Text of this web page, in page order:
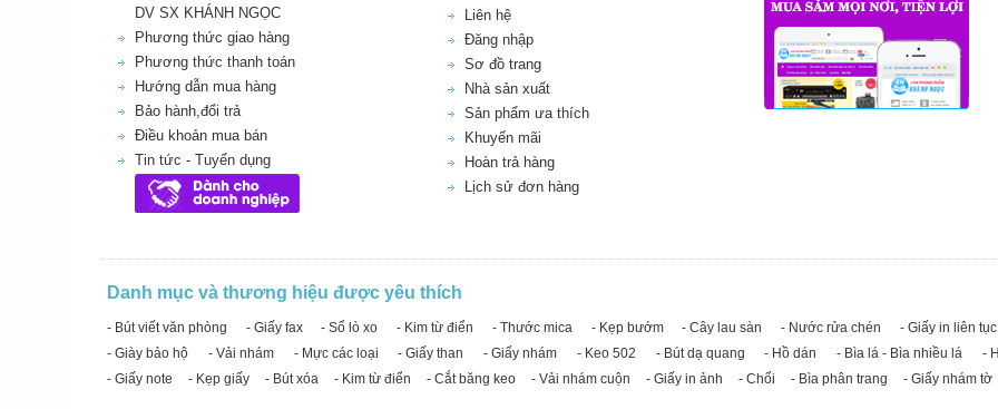
DV SX KHÁNH NGỌC
Phương thức giao hàng
Phương thức thanh toán
Hướng dẫn mua hàng
Bảo hành,đổi trả
Điều khoản mua bán
Tin tức - Tuyển dụng
Liên hệ
Đăng nhập
Sơ đồ trang
Nhà sản xuất
Sản phẩm ưa thích
Khuyến mãi
Hoàn trả hàng
Lịch sử đơn hàng
Danh mục và thương hiệu được yêu thích
- Bút viết văn phòng - Giấy fax - Sổ lò xo - Kim từ điển - Thước mica - Kẹp bướm - Cây lau sàn - Nước rửa chén - Giấy in liên tục
- Giày bảo hộ
- Vải nhám - Mực các loại - Giấy than - Giấy nhám - Keo 502 - Bút dạ quang - Hồ dán - Bìa lá - Bìa nhiều lá -
- Giấy note
- Kẹp giấy - Bút xóa - Kim từ điển - Cắt băng keo - Vải nhám cuộn - Giấy in ảnh - Chổi - Bìa phân trang - Giấy nhám tờ